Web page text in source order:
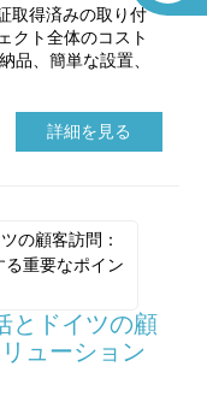
取得済みの取り付
クト全体のコスト
品、簡単な設置、
詳細を見る
とドイツの顧
ューション